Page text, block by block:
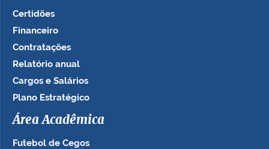
Certidões
Financeiro
Contratações
Relatório anual
Cargos e Salários
Plano Estratégico
Área Acadêmica
Futebol de Cegos